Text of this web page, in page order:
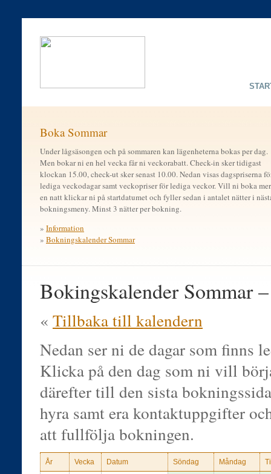
Boka Sommar
Under lågsäsongen och på sommaren kan lägenheterna bokas per dag.
Men bokar ni en hel vecka får ni veckorabatt. Check-in sker tidigast
klockan 15.00, check-ut sker senast 10.00. Nedan visas dagspriserna
lediga veckodagar samt veckopriser för lediga veckor. Vill ni boka
en natt klickar ni på startdatumet och fyller sedan i antalet nätter i
bokningsmeny. Minst 3 nätter per bokning.
» Information
» Bokningskalender Sommar
Bokingskalender Sommar
« Tillbaka till kalendern
Nedan ser ni de dagar som finns
Klicka på den dag som ni vill
därefter till den sista
hyra samt era kontaktuppgifter
att fullfölja bokningen.
År Vecka Datum Söndag Måndag